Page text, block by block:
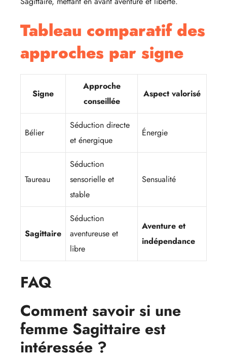
Tableau comparatif des
approches par signe
Signe
Approche
conseillée
Aspect valorisé
Bélier
Séduction directe
et énergique
Énergie
Taureau
Séduction
sensorielle et
stable
Sensualité
Sagittaire
Séduction
aventureuse et
libre
Aventure et
indépendance
FAQ
Comment savoir si une
femme Sagittaire est
intéressée ?